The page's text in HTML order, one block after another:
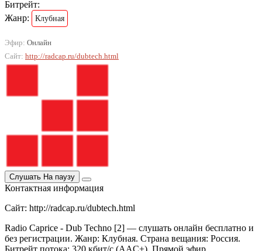
Битрейт:
Жанр:
Клубная
Эфир: Онлайн
Сайт: http://radcap.ru/dubtech.html
Слушать На паузу
Контактная информация
Сайт: http://radcap.ru/dubtech.html
Radio Caprice - Dub Techno [2] — слушать онлайн бесплатно и
без регистрации. Жанр: Клубная. Страна вещания: Россия.